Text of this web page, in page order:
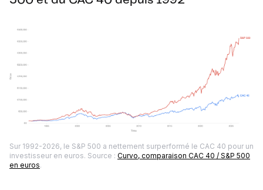
Sur 1992-2026, le S&P 500 a nettement surperformé le CAC 40 pour un
investisseur en euros. Source : Curvo, comparaison CAC 40 / S&P 500
en euros.